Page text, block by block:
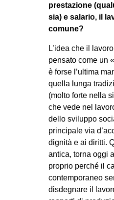
DIRITTO
prestazione
sia) e salario, il
comune?
L’idea che il
pensato come un
è forse l’ultima
quella lunga
(molto forte nella
che vede nel
dello sviluppo
principale via
dignità e ai diritti.
antica, torna oggi
proprio perché il
contemporaneo
disdegnare il